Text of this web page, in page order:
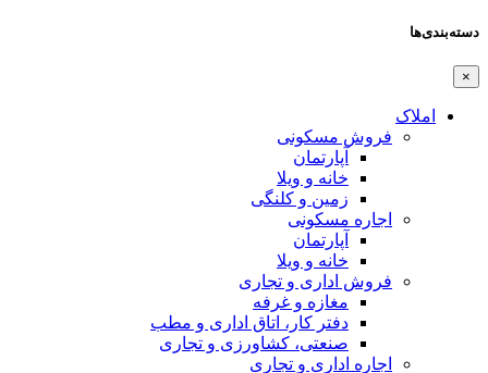
دسته‌بندی‌ها
×
املاک
فروش مسکونی
آپارتمان
خانه و ویلا
زمین و کلنگی
اجاره مسکونی
آپارتمان
خانه و ویلا
فروش اداری و تجاری
مغازه و غرفه
دفتر کار، اتاق اداری و مطب
صنعتی،‌ کشاورزی و تجاری
اجاره اداری و تجاری